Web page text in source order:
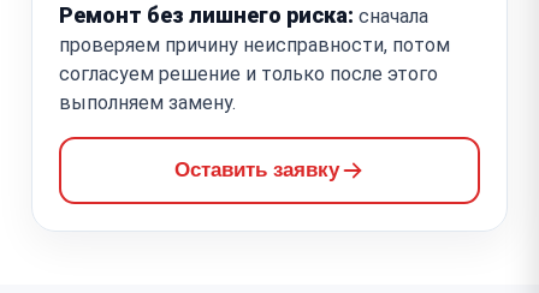
Ремонт без лишнего риска: сначала
проверяем причину неисправности, потом
согласуем решение и только после этого
выполняем замену.
Оставить заявку